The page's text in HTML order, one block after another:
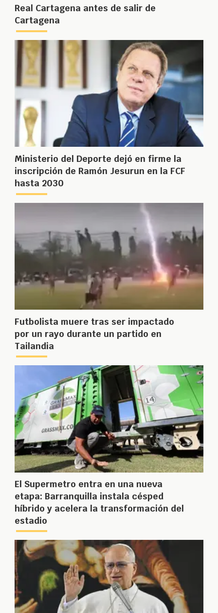
Real Cartagena antes de salir de
Cartagena
Ministerio del Deporte dejó en firme la
inscripción de Ramón Jesurun en la FCF
hasta 2030
Futbolista muere tras ser impactado
por un rayo durante un partido en
Tailandia
El Supermetro entra en una nueva
etapa: Barranquilla instala césped
híbrido y acelera la transformación del
estadio